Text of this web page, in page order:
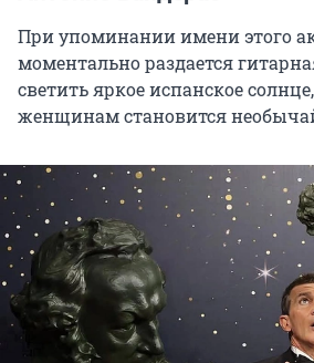
При упоминании имени этого
моментально раздается
светить яркое испанское
женщинам становится